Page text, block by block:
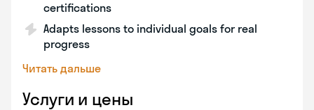
certifications
Adapts lessons to individual goals for real
progress
Читать дальше
Услуги и цены